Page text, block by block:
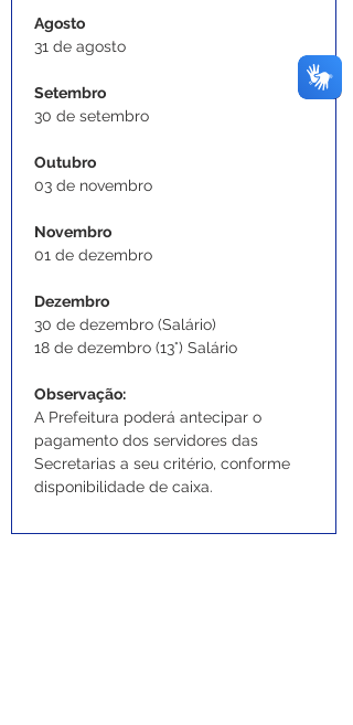
Agosto
31 de agosto
Setembro
30 de setembro
Outubro
03 de novembro
Novembro
01 de dezembro
Dezembro
30 de dezembro (Salário)
18 de dezembro (13°) Salário
Observação:
A Prefeitura poderá antecipar o
pagamento dos servidores das
Secretarias a seu critério, conforme
disponibilidade de caixa.